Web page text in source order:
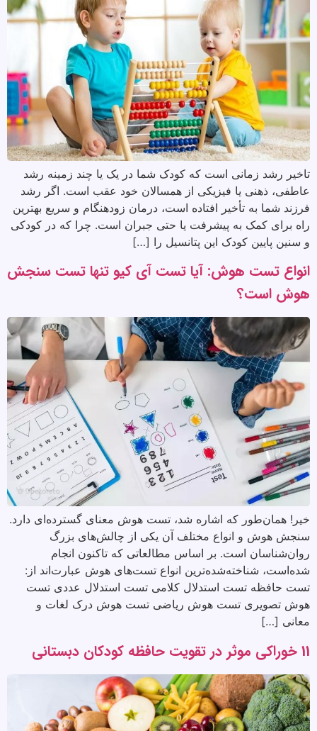
تاخیر رشد زمانی است که کودک شما در یک یا چند زمینه رشد
عاطفی، ذهنی یا فیزیکی از همسالان خود عقب است. اگر رشد
فرزند شما به تأخیر افتاده است، درمان زودهنگام و سریع بهترین
راه برای کمک به پیشرفت یا حتی جبران است. چرا که در کودکی
و سنین پایین کودک این پتانسیل را […]
انواع تست هوش: آیا تست آی کیو تنها تست سنجش
هوش است؟
خیر! همان‌طور که اشاره شد، تست هوش معنای گسترده‌ای دارد.
سنجش هوش و انواع مختلف آن یکی از چالش‌های بزرگ
روان‌شناسان است. بر اساس مطالعاتی که تاکنون انجام
شده‌است، شناخته‌شده‌ترین انواع تست‌های هوش عبارت‌اند از:
تست حافظه تست استدلال کلامی تست استدلال عددی تست
هوش تصویری تست هوش ریاضی تست هوش درک لغات و
معانی […]
11 خوراکی موثر در تقویت حافظه کودکان دبستانی